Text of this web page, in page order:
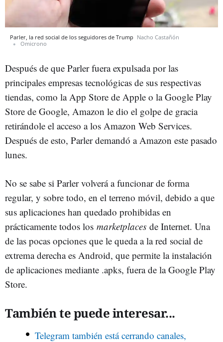
Parler, la red social de los seguidores de Trump Nacho Castañón
Omicrono
Después de que Parler fuera expulsada por las
principales empresas tecnológicas de sus respectivas
tiendas, como la App Store de Apple o la Google Play
Store de Google, Amazon le dio el golpe de gracia
retirándole el acceso a los Amazon Web Services.
Después de esto, Parler demandó a Amazon este pasado
lunes.
No se sabe si Parler volverá a funcionar de forma
regular, y sobre todo, en el terreno móvil, debido a que
sus aplicaciones han quedado prohibidas en
prácticamente todos los marketplaces de Internet. Una
de las pocas opciones que le queda a la red social de
extrema derecha es Android, que permite la instalación
de aplicaciones mediante .apks, fuera de la Google Play
Store.
También te puede interesar...
Telegram también está cerrando canales,